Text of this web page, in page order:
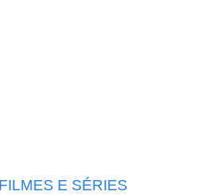
E SÉRIES